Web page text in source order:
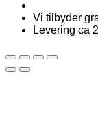
Vi tilbyder
Levering ca